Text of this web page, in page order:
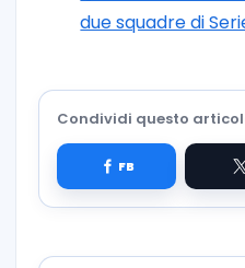
due squadre di
Condividi questo